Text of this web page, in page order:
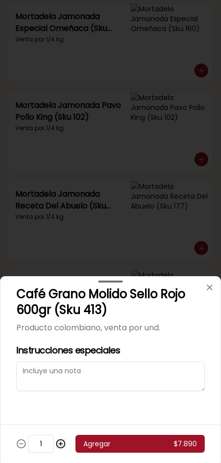
Mortadela Jamonada
Especial Omeñaca (Sku
160)
Venta por 1/4 kg.
Mortadela Jamonada Pavo
Pollo King (Sku 102)
Venta por 1/4 kg.
Mortadela Jamonada
Receta Del Abuelo (Sku
177)
Venta por 1/4 kg.
Mortadela Jamonada
Supercerdo (Sku 101)
Venta por 1/4 kg.
Mortadela Jamonada
Café Grano Molido Sello Rojo
600gr (Sku 413)
Producto colombiano, venta por und.
Instrucciones especiales
Agregar $7.890